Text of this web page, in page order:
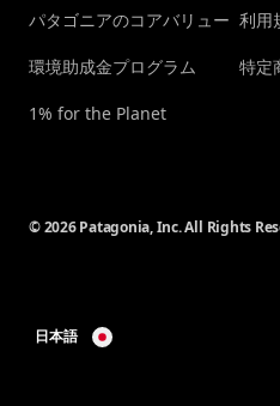
パタゴニアのコアバリュー
環境助成金プログラム
1% for the Planet
利用
特定
© 2026 Patagonia, Inc. All Rights
日本語